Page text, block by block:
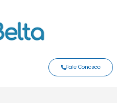
Fale Conosco